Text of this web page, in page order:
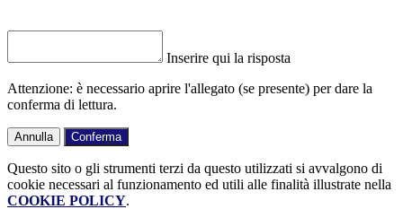
Inserire qui la risposta
Attenzione: è necessario aprire l'allegato (se presente) per dare la
conferma di lettura.
Annulla Conferma
Questo sito o gli strumenti terzi da questo utilizzati si avvalgono di
cookie necessari al funzionamento ed utili alle finalità illustrate nella
COOKIE POLICY.